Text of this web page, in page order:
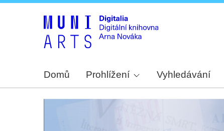
Domů Prohlížení Vyhledávání